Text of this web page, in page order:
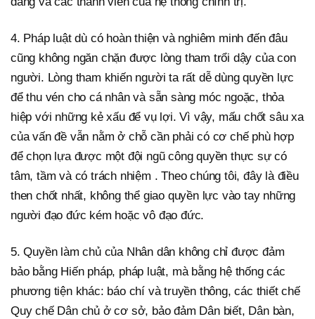
4. Pháp luật dù có hoàn thiện và nghiêm minh đến đâu
cũng không ngăn chặn được lòng tham trổi dậy của con
người. Lòng tham khiến người ta rất dễ dùng quyền lực
để thu vén cho cá nhân và sẵn sàng móc ngoặc, thỏa
hiệp với những kẻ xấu để vụ lợi. Vì vậy, mấu chốt sâu xa
của vấn đề vẫn nằm ở chỗ cần phải có cơ chế phù hợp
để chọn lựa được một đội ngũ công quyền thực sự có
tâm, tầm và có trách nhiệm . Theo chúng tôi, đây là điều
then chốt nhất, không thể giao quyền lực vào tay những
người đạo đức kém hoặc vô đạo đức.
5. Quyền làm chủ của Nhân dân không chỉ được đảm
bảo bằng Hiến pháp, pháp luật, mà bằng hệ thống các
phương tiện khác: báo chí và truyền thông, các thiết chế
Quy chế Dân chủ ở cơ sở, bảo đảm Dân biết, Dân bàn,